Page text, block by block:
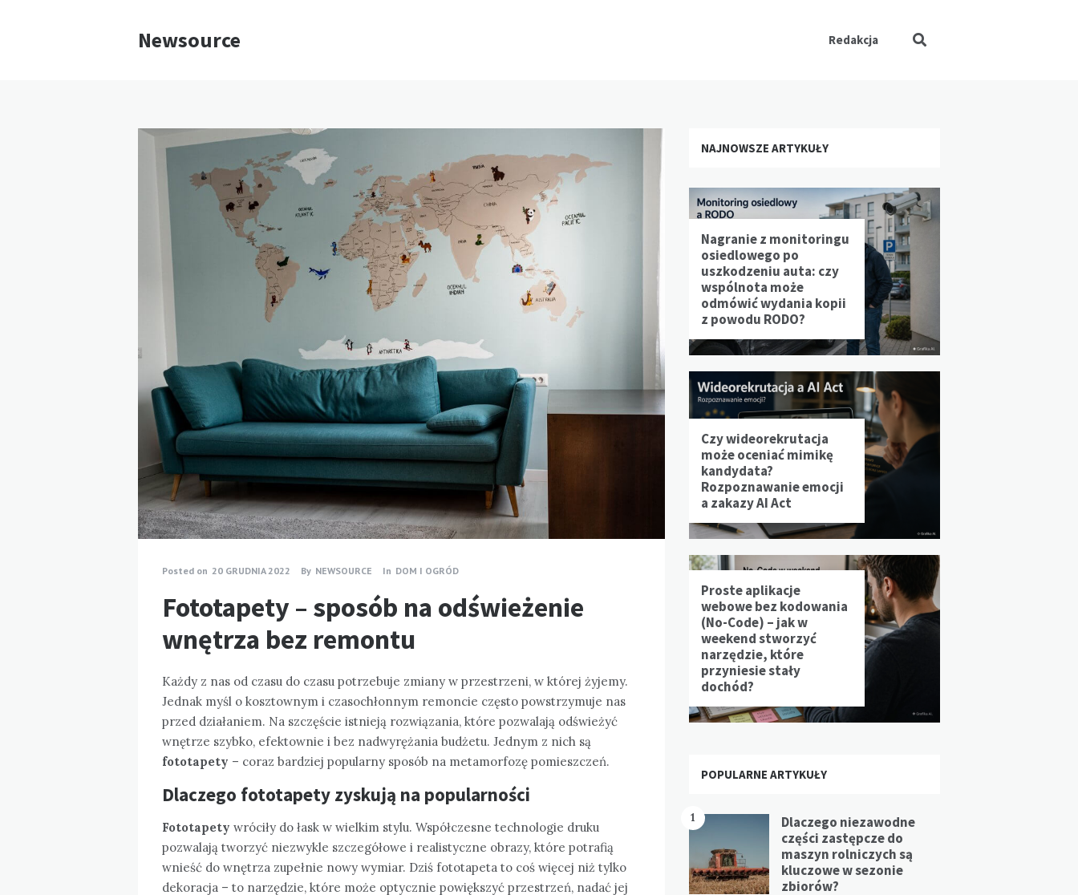
Newsource Redakcja
Posted on 20 GRUDNIA 2022 By NEWSOURCE In DOM I OGRÓD
Fototapety – sposób na odświeżenie
wnętrza bez remontu
Każdy z nas od czasu do czasu potrzebuje zmiany w przestrzeni, w której żyjemy.
Jednak myśl o kosztownym i czasochłonnym remoncie często powstrzymuje nas
przed działaniem. Na szczęście istnieją rozwiązania, które pozwalają odświeżyć
wnętrze szybko, efektownie i bez nadwyrężania budżetu. Jednym z nich są
fototapety – coraz bardziej popularny sposób na metamorfozę pomieszczeń.
Dlaczego fototapety zyskują na popularności
Fototapety wróciły do łask w wielkim stylu. Współczesne technologie druku
pozwalają tworzyć niezwykle szczegółowe i realistyczne obrazy, które potrafią
wnieść do wnętrza zupełnie nowy wymiar. Dziś fototapeta to coś więcej niż tylko
dekoracja – to narzędzie, które może optycznie powiększyć przestrzeń, nadać jej
NAJNOWSZE ARTYKUŁY
Nagranie z monitoringu
osiedlowego po
uszkodzeniu auta: czy
wspólnota może
odmówić wydania kopii
z powodu RODO?
Czy wideorekrutacja
może oceniać mimikę
kandydata?
Rozpoznawanie emocji
a zakazy AI Act
Proste aplikacje
webowe bez kodowania
(No-Code) – jak w
weekend stworzyć
narzędzie, które
przyniesie stały
dochód?
POPULARNE ARTYKUŁY
1
Dlaczego niezawodne
części zastępcze do
maszyn rolniczych są
kluczowe w sezonie
zbiorów?